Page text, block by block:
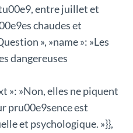
entre juillet et
chaudes et
», »name »: »Les
dangereuses
»: »Non, elles ne piquent
pru00e9sence est
et psychologique. »}},